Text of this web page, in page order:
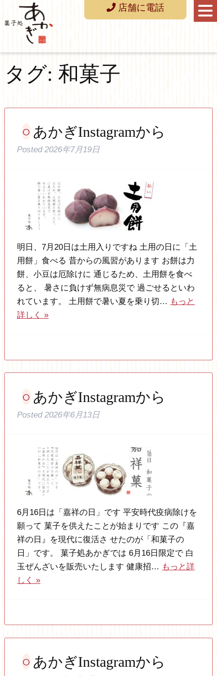
タグ: 和菓子
あかぎInstagramから
Posted2026年7月19日
明日、7月20日は土用入りですね 土用の日に「土
用餅」食べる 昔からの風習があります お餅は力
餅、小豆は厄除けに 通じるため、土用餅を食べ
ると、 暑さに負けず無病息災で 過ごせるといわ
れています。 土用餅で暑い夏を乗り切… もっと
詳しく »
あかぎInstagramから
Posted2026年6月13日
6月16日は「嘉祥の日」です 平安時代疫病除けを
願って 菓子を供えたことが始まりです この『嘉
祥の日』を現代に復活さ せたのが「和菓子の
日」です。 菓子処あかぎでは 6月16日限定で 白
玉ぜんざいを販売いたします 健康招… もっと詳
しく »
あかぎInstagramから
店舗に電話